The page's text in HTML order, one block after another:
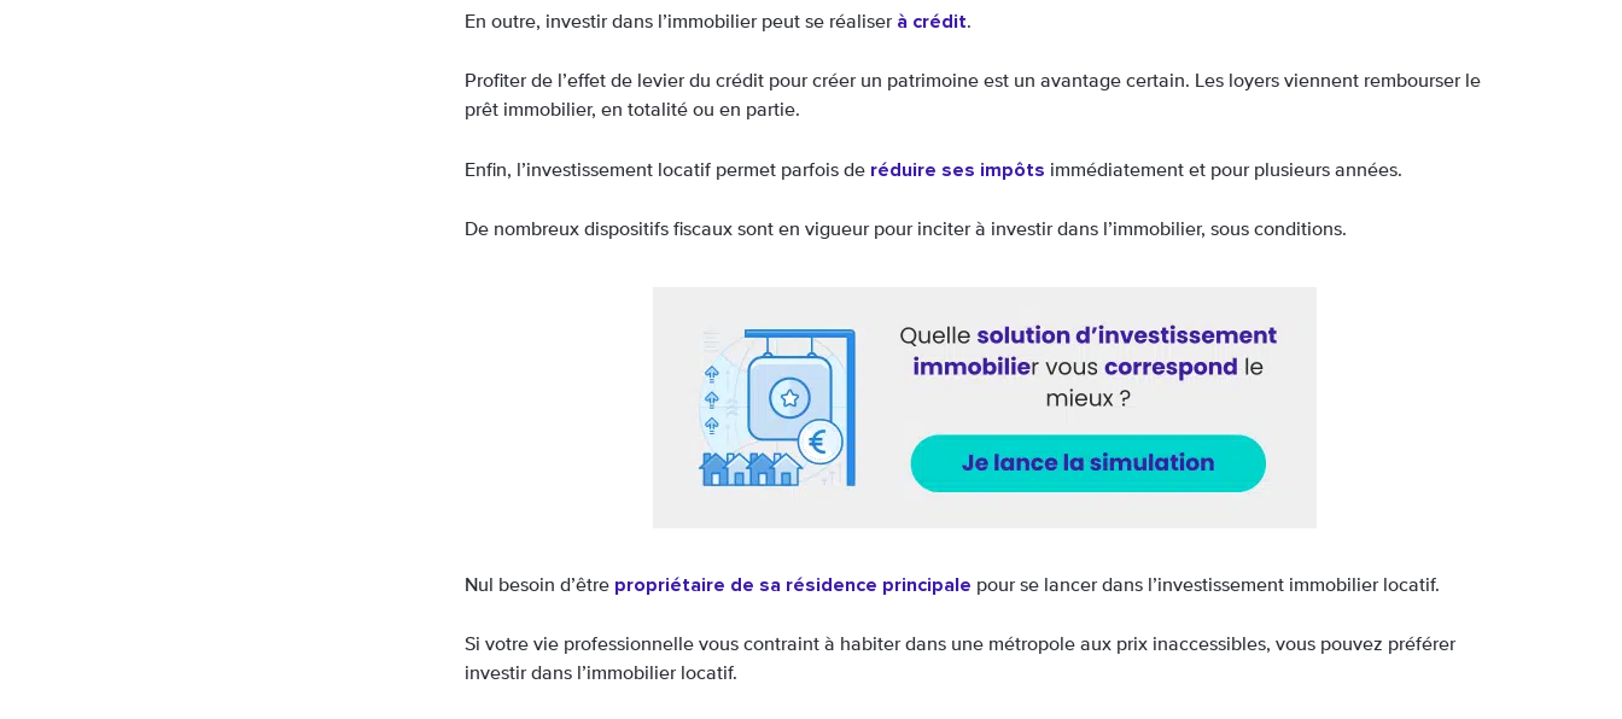
En outre, investir dans l’immobilier peut se réaliser à crédit.
Profiter de l’effet de levier du crédit pour créer un patrimoine est un avantage certain. Les loyers viennent rembourser le
prêt immobilier, en totalité ou en partie.
Enfin, l’investissement locatif permet parfois de réduire ses impôts immédiatement et pour plusieurs années.
De nombreux dispositifs fiscaux sont en vigueur pour inciter à investir dans l’immobilier, sous conditions.
Nul besoin d’être propriétaire de sa résidence principale pour se lancer dans l’investissement immobilier locatif.
Si votre vie professionnelle vous contraint à habiter dans une métropole aux prix inaccessibles, vous pouvez préférer
investir dans l’immobilier locatif.